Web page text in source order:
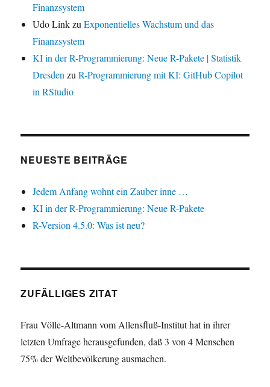
Finanzsystem
Udo LinkzuExponentielles Wachstum und das
Finanzsystem
KI in der R-Programmierung: Neue R-Pakete | Statistik
Dresden zuR-Programmierung mit KI: GitHub Copilot
in RStudio
NEUESTE BEITRÄGE
Jedem Anfang wohnt ein Zauber inne …
KI in der R-Programmierung: Neue R-Pakete
R-Version 4.5.0: Was ist neu?
ZUFÄLLIGES ZITAT
Frau Völle-Altmann vom Allensfluß-Institut hat in ihrer
letzten Umfrage herausgefunden, daß 3 von 4 Menschen
75% der Weltbevölkerung ausmachen.